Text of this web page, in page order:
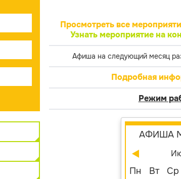
Просмотреть все
Узнать мероприятие на
Афиша на следующий месяц
Подробная
Режим
АФИША
Пн Вт Ср